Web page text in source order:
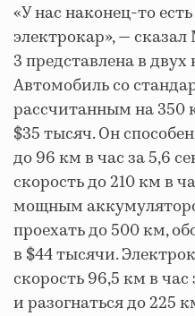
«У нас наконец-то
электрокар», —
3 представлена в
Автомобиль со
рассчитанным на 350
$35 тысяч. Он
до 96 км в час за 5,6
скорость до 210 км в
мощным
проехать до 500 км,
в $44 тысячи.
скорость 96,5 км в час
и разогнаться до 225